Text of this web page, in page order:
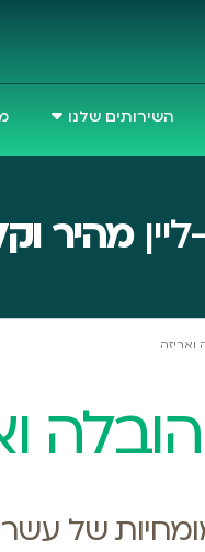
השירותים שלנו
מהיר
ואריזה
של